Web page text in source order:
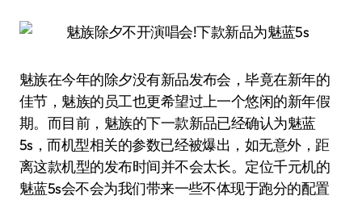
魅族在今年的除夕没有新品发布会，毕竟在新年的
佳节，魅族的员工也更希望过上一个悠闲的新年假
期。而目前，魅族的下一款新品已经确认为魅蓝
5s，而机型相关的参数已经被爆出，如无意外，距
离这款机型的发布时间并不会太长。定位千元机的
魅蓝5s会不会为我们带来一些不体现于跑分的配置